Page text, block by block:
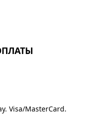
Visa/MasterCard.